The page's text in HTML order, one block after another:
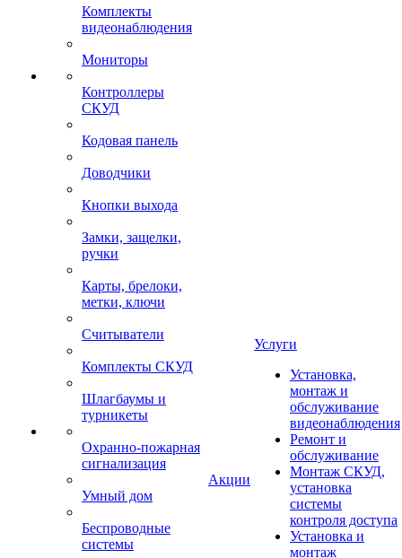
Комплекты
видеонаблюдения
Мониторы
Контроллеры
СКУД
Кодовая панель
Доводчики
Кнопки выхода
Замки, защелки,
ручки
Карты, брелоки,
метки, ключи
Считыватели
Комплекты СКУД
Шлагбаумы и
турникеты
Охранно-пожарная
сигнализация
Умный дом
Беспроводные
системы
Акции
Услуги
Установка,
монтаж и
обслуживание
видеонаблюдения
Ремонт и
обслуживание
Монтаж СКУД,
установка
системы
контроля доступа
Установка и
монтаж